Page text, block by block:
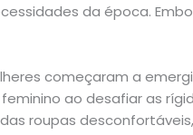
da época.
começaram a
ao desafiar as
roupas